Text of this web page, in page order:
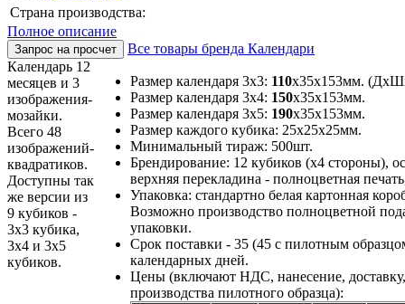
Страна производства:
Полное описание
Запрос на просчет
Все товары бренда Календари
Календарь 12
месяцев и 3
изображения-
мозайки.
Всего 48
изображений-
квадратиков.
Доступны так
же версии из
9 кубиков -
3х3 кубика,
3x4 и 3х5
кубиков.
Размер календаря 3х3: 110х35х153мм.
Размер календаря 3х4: 150х35х153мм.
Размер календаря 3х5: 190х35х153мм.
Размер каждого кубика: 25х25х25мм.
Минимальный тираж: 500шт.
Брендирование: 12 кубиков (х4 стороны),
верхняя перекладина - полноцветная
Упаковка: стандартно белая картонная
Возможно производство полноцветной
упаковки.
Срок поставки - 35 (45 с пилотным
календарных дней.
Цены (включают НДС, нанесение, доставку,
производства пилотного образца):